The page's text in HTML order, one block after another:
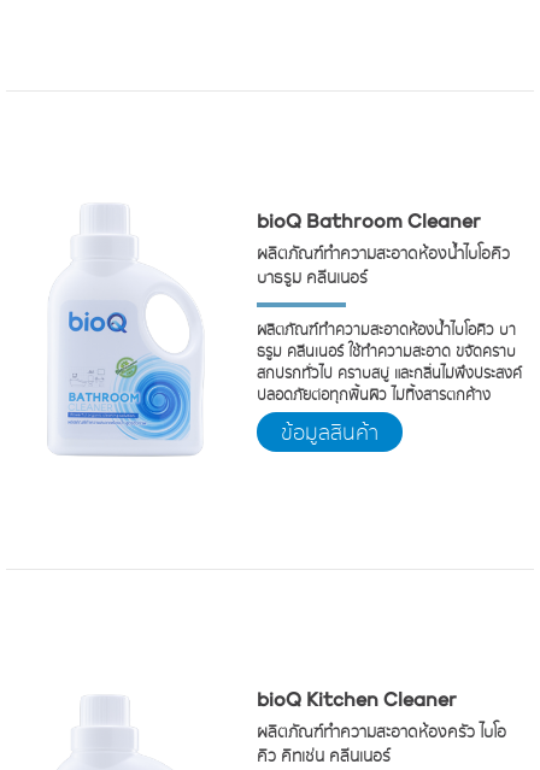
bioQ Bathroom Cleaner
ผลิตภัณฑ์ทำความสะอาดห้องน้ำไบโอคิว
บาธรูม คลีนเนอร์
ผลิตภัณฑ์ทำความสะอาดห้องน้ำไบโอคิว บา
ธรูม คลีนเนอร์ ใช้ทำความสะอาด ขจัดคราบ
สกปรกทั่วไป คราบสบู่ และกลิ่นไม่พึงประสงค์
ปลอดภัยต่อทุกพื้นผิว ไม่ทิ้งสารตกค้าง
ข้อมูลสินค้า
bioQ Kitchen Cleaner
ผลิตภัณฑ์ทำความสะอาดห้องครัว ไบโอ
คิว คิทเช่น คลีนเนอร์